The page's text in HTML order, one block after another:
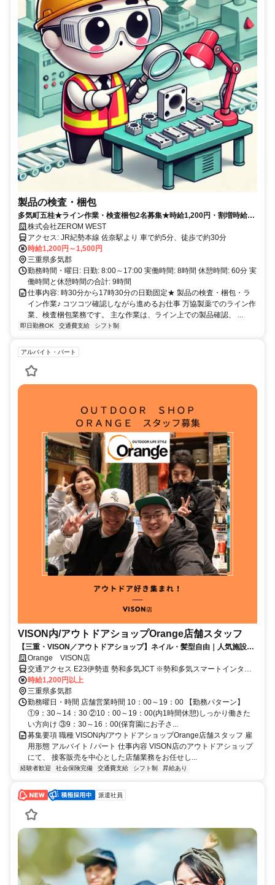
製品の検査・梱包
多気町五桂★ライン作業・検査梱包2名募集★時給1,200円・割増時給
1,500円♪日勤専属の製造サポート
株式会社ZEROM WEST
アクセス: JR紀勢本線 佐奈駅より 車で約5分、徒歩で約30分
時給1,200円～1,500円
三重県多気郡
勤務時間・曜日: 日勤: 8:00～17:00 実働時間: 8時間 休憩時間: 60分 実
働時間と休憩時間の合計: 9時間
仕事内容: 時30分から17時30分の日勤固定★ 製品の検査・梱包・ラ
イン作業♪ コツコツ確認しながら進めるお仕事 万協製薬でのライン作
業、検査梱包業務です。 主な作業は、ライン上での製品確認、 ...
即日勤務OK 交通費支給 シフト制
アルバイト・パート
VISON内/アウトドアショップOrange店舗スタッフ
【三重・VISON／アウトドアショップ】ネイル・髪型自由｜人気施設で
店舗スタッフ募集
Orange VISON店
交通アクセス E23伊勢道 勢和多気JCT ※勢和多気スマートインター
チェンジ直結
時給1,200円以上
三重県多気郡
勤務曜日・時間 店舗営業時間 10：00～19：00 【勤務パターン】
①9：30～14：30 ②10：00～19：00(内1時間休憩)しっかり働きた
い方向け ③9：30～16：00(保育園にお子さ...
募集要項 職種 VISON内/アウトドアショップOrange店舗スタッフ 雇
用形態 アルバイト / パート 仕事内容 VISON店のアウトドアショップ
にて、 接客販売を中心とした店舗業務をお任せし...
経験者歓迎 社会保険完備 交通費支給 シフト制 昇給あり
派遣社員